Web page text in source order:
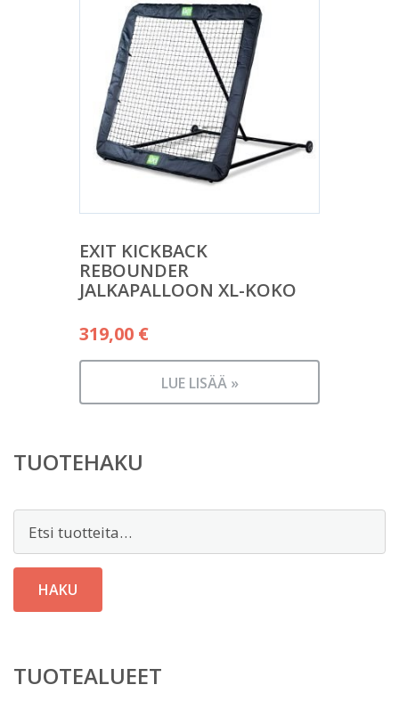
EXIT KICKBACK
REBOUNDER
JALKAPALLOON XL-KOKO
319,00 €
LUE LISÄÄ »
TUOTEHAKU
HAKU
TUOTEALUEET